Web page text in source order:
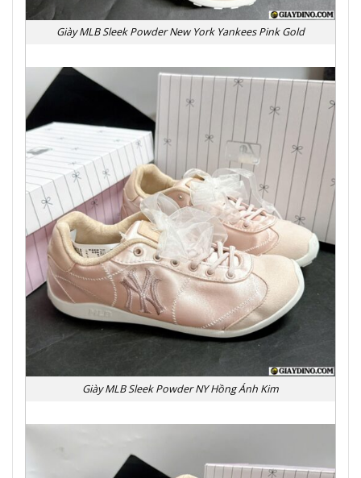
Giày MLB Sleek Powder New York Yankees Pink Gold
Giày MLB Sleek Powder NY Hồng Ánh Kim